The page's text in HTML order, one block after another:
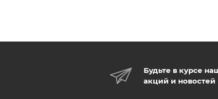
Будьте в курсе
акций и новостей